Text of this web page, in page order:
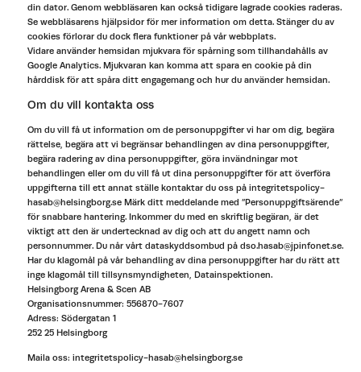
din dator. Genom webbläsaren kan också tidigare lagrade cookies raderas.
Se webbläsarens hjälpsidor för mer information om detta. Stänger du av
cookies förlorar du dock flera funktioner på vår webbplats.
Vidare använder hemsidan mjukvara för spårning som tillhandahålls av
Google Analytics. Mjukvaran kan komma att spara en cookie på din
hårddisk för att spåra ditt engagemang och hur du använder hemsidan.
Om du vill kontakta oss
Om du vill få ut information om de personuppgifter vi har om dig, begära
rättelse, begära att vi begränsar behandlingen av dina personuppgifter,
begära radering av dina personuppgifter, göra invändningar mot
behandlingen eller om du vill få ut dina personuppgifter för att överföra
uppgifterna till ett annat ställe kontaktar du oss på integritetspolicy-
hasab@helsingborg.se Märk ditt meddelande med ”Personuppgiftsärende”
för snabbare hantering. Inkommer du med en skriftlig begäran, är det
viktigt att den är undertecknad av dig och att du angett namn och
personnummer. Du når vårt dataskyddsombud på dso.hasab@jpinfonet.se.
Har du klagomål på vår behandling av dina personuppgifter har du rätt att
inge klagomål till tillsynsmyndigheten, Datainspektionen.
Helsingborg Arena & Scen AB
Organisationsnummer: 556870-7607
Adress: Södergatan 1
252 25 Helsingborg
Maila oss: integritetspolicy-hasab@helsingborg.se